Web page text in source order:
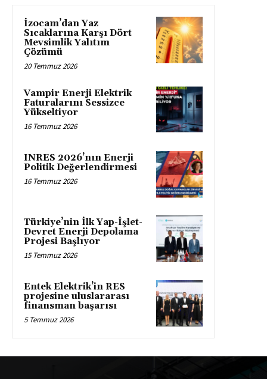
İzocam’dan Yaz
Sıcaklarına Karşı Dört
Mevsimlik Yalıtım
Çözümü
20 Temmuz 2026
Vampir Enerji Elektrik
Faturalarını Sessizce
Yükseltiyor
16 Temmuz 2026
INRES 2026’nın Enerji
Politik Değerlendirmesi
16 Temmuz 2026
Türkiye’nin İlk Yap-İşlet-
Devret Enerji Depolama
Projesi Başlıyor
15 Temmuz 2026
Entek Elektrik’in RES
projesine uluslararası
finansman başarısı
5 Temmuz 2026